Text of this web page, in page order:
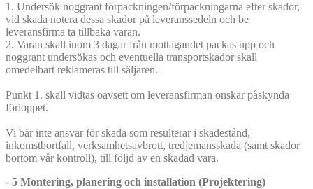
1. Undersök noggrant förpackningen/förpackningarna efter skador,
vid skada notera dessa skador på leveranssedeln och be
leveransfirma ta tillbaka varan.
2. Varan skall inom 3 dagar från mottagandet packas upp och
noggrant undersökas och eventuella transportskador skall
omedelbart reklameras till säljaren.
Punkt 1. skall vidtas oavsett om leveransfirman önskar påskynda
förloppet.
Vi bär inte ansvar för skada som resulterar i skadestånd,
inkomstbortfall, verksamhetsavbrott, tredjemansskada (samt skador
bortom vår kontroll), till följd av en skadad vara.
- 5 Montering, planering och installation (Projektering)